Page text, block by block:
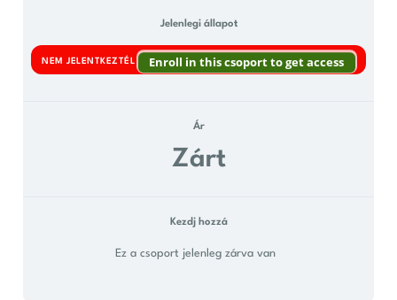
Jelenlegi állapot
NEM JELENTKEZTÉL Enroll in this csoport to get access
Ár
Zárt
Kezdj hozzá
Ez a csoport jelenleg zárva van